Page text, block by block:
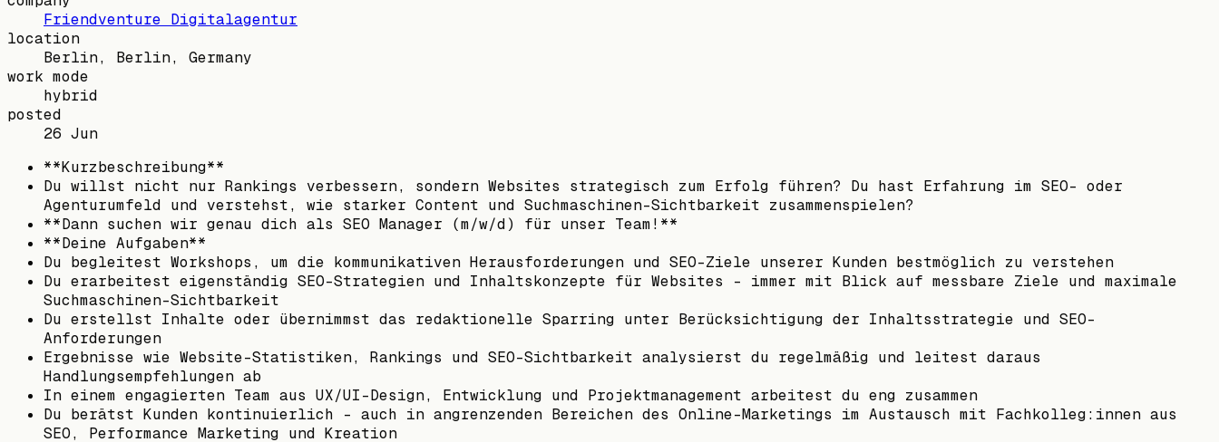
Friendventure Digitalagentur
location
Berlin, Berlin, Germany
work mode
hybrid
posted
26 Jun
**Kurzbeschreibung**
Du willst nicht nur Rankings verbessern, sondern Websites strategisch zum Erfolg führen? Du hast Erfahrung im SEO- oder
Agenturumfeld und verstehst, wie starker Content und Suchmaschinen-Sichtbarkeit zusammenspielen?
**Dann suchen wir genau dich als SEO Manager (m/w/d) für unser Team!**
**Deine Aufgaben**
Du begleitest Workshops, um die kommunikativen Herausforderungen und SEO-Ziele unserer Kunden bestmöglich zu verstehen
Du erarbeitest eigenständig SEO-Strategien und Inhaltskonzepte für Websites – immer mit Blick auf messbare Ziele und maximale
Suchmaschinen-Sichtbarkeit
Du erstellst Inhalte oder übernimmst das redaktionelle Sparring unter Berücksichtigung der Inhaltsstrategie und SEO-
Anforderungen
Ergebnisse wie Website-Statistiken, Rankings und SEO-Sichtbarkeit analysierst du regelmäßig und leitest daraus
Handlungsempfehlungen ab
In einem engagierten Team aus UX/UI-Design, Entwicklung und Projektmanagement arbeitest du eng zusammen
Du berätst Kunden kontinuierlich – auch in angrenzenden Bereichen des Online-Marketings im Austausch mit Fachkolleg:innen aus
SEO, Performance Marketing und Kreation